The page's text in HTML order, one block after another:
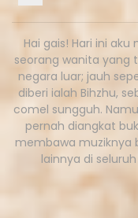
Hai gais! Hari ini
seorang wanita yang
negara luar; jauh
diberi ialah Bihzhu,
comel sungguh.
pernah diangkat
membawa muziknya
lainnya di